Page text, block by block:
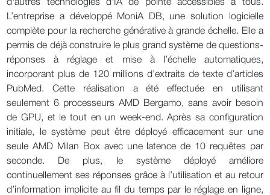
d'autres technologies d'IA de pointe accessibles à tous.
L’entreprise a développé MoniA DB, une solution logicielle
complète pour la recherche générative à grande échelle. Elle a
permis de déjà construire le plus grand système de questions-
réponses à réglage et mise à l’échelle automatiques,
incorporant plus de 120 millions d’extraits de texte d’articles
PubMed. Cette réalisation a été effectuée en utilisant
seulement 6 processeurs AMD Bergamo, sans avoir besoin
de GPU, et le tout en un week-end. Après sa configuration
initiale, le système peut être déployé efficacement sur une
seule AMD Milan Box avec une latence de 10 requêtes par
seconde. De plus, le système déployé améliore
continuellement ses réponses grâce à l’utilisation et au retour
d’information implicite au fil du temps par le réglage en ligne,